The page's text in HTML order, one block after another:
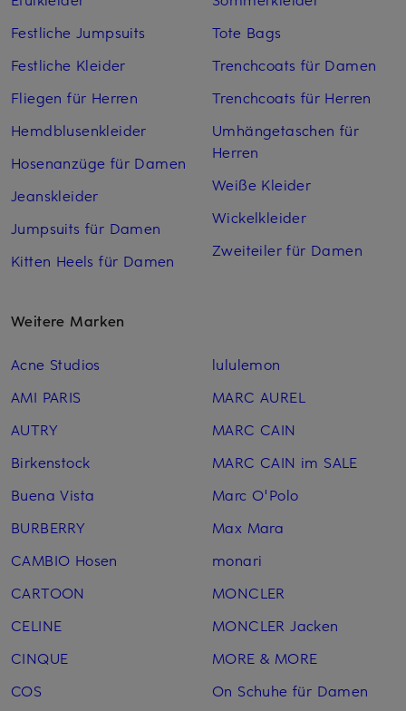
Festliche Jumpsuits
Festliche Kleider
Fliegen für Herren
Hemdblusenkleider
Hosenanzüge für Damen
Jeanskleider
Jumpsuits für Damen
Kitten Heels für Damen
Tote Bags
Trenchcoats für Damen
Trenchcoats für Herren
Umhängetaschen für
Herren
Weiße Kleider
Wickelkleider
Zweiteiler für Damen
Weitere Marken
Acne Studios
AMI PARIS
AUTRY
Birkenstock
Buena Vista
BURBERRY
CAMBIO Hosen
CARTOON
CELINE
CINQUE
COS
lululemon
MARC AUREL
MARC CAIN
MARC CAIN im SALE
Marc O'Polo
Max Mara
monari
MONCLER
MONCLER Jacken
MORE & MORE
On Schuhe für Damen